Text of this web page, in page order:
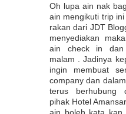
Oh lupa ain nak
ain mengikuti trip
rakan dari JDT
menyediakan
ain check in dan
malam . Jadinya
ingin membuat
company dan
terus berhubung
pihak Hotel
ain boleh kata kan